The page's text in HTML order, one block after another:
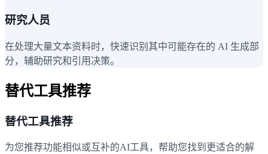
研究人员
在处理大量文本资料时，快速识别其中可能存在的 AI 生成部
分，辅助研究和引用决策。
替代工具推荐
替代工具推荐
为您推荐功能相似或互补的AI工具，帮助您找到更适合的解